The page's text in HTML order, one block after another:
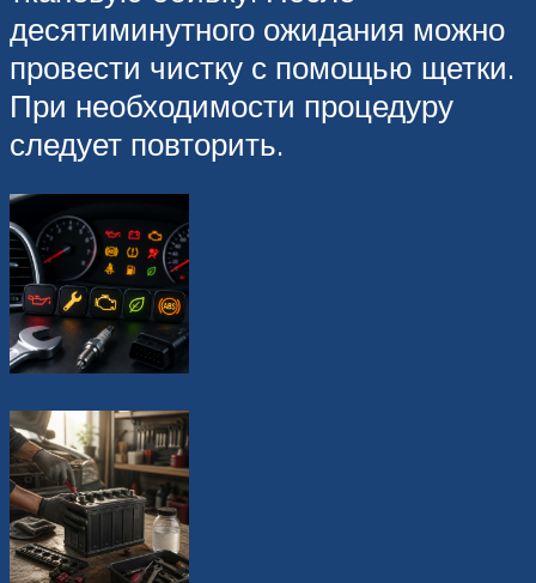
десятиминутного ожидания можно
провести чистку с помощью щетки.
При необходимости процедуру
следует повторить.